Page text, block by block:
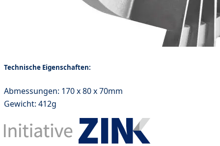
Technische Eigenschaften:
Abmessungen: 170 x 80 x 70mm
Gewicht: 412g